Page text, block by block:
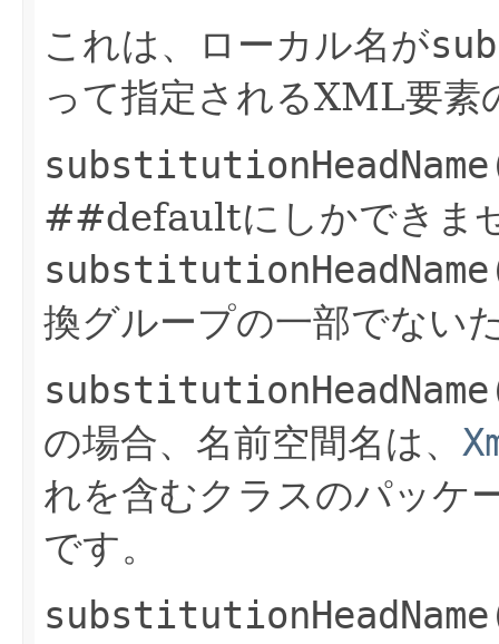
これは、ローカル名が
って指定されるXML要素
##defaultにしかできま
換グループの一部でない
の場合、名前空間名は、
れを含むクラスのパッケ
です。